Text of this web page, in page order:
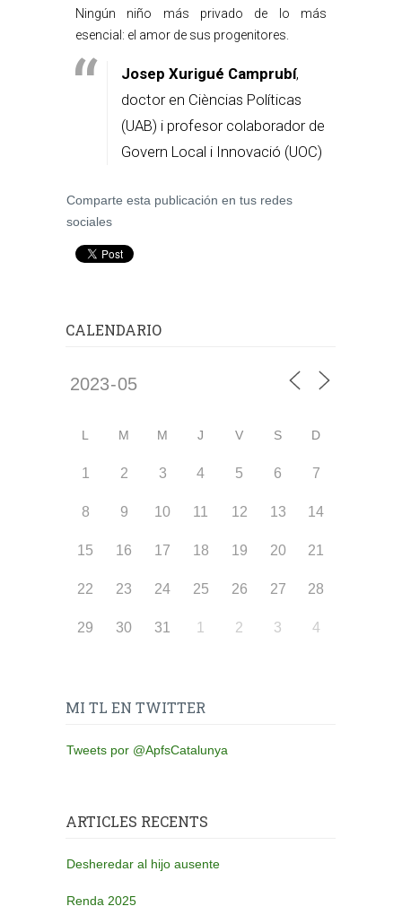
Ningún niño más privado de lo más
esencial: el amor de sus progenitores.
Josep Xurigué Camprubí,
doctor en Cièncias Políticas
(UAB) i profesor colaborador de
Govern Local i Innovació (UOC)
Comparte esta publicación en tus redes
sociales
CALENDARIO
L M M J V S D
1 2 3 4 5 6 7
8 9 10 11 12 13 14
15 16 17 18 19 20 21
22 23 24 25 26 27 28
29 30 31 1 2 3 4
MI TL EN TWITTER
Tweets por @ApfsCatalunya
ARTICLES RECENTS
Desheredar al hijo ausente
Renda 2025